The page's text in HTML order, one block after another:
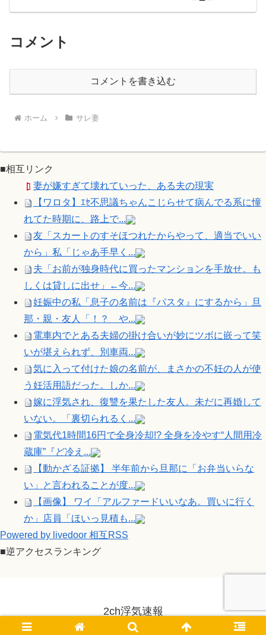
コメント
コメントを書き込む
ホーム サレ妻
■相互リンク
妻が嫌すぎて壊れていった、ある夫の現実
【ワロタ】ｴｾ不思議ちゃんこじらせて病んでる系に憧
れてた時期に、路上で...
友「スカートのすそほつれたからやって、適当でいい
から」私「じゃあ手早く...
夫「お前が独身時代に買ったマンションを手放せ。も
しくは貸しに出せ」←今...
妊娠中の私「息子の名前は『パスタ』にするから」旦
那・親・友人「！？ や...
電車内でとある夫婦の掛け合いが妙にツボに嵌って笑
いが堪えられず、別車両...
気に入って付けた娘の名前が、まさかの不妊の人が使
う妊活用語だった。しか...
嫁に浮気され、復讐を果たした友人。未だに再婚して
いない。「裏切られるく...
電気代1時間16円で全身冷却!? 全身を冷やす“人間用冷
蔵庫”『ど冷え...
【動かざる証拠】 半年前から旦那に「お弁当いらな
い」と言われることが度...
【画像】 ワイ「アルファードいいなあ。買いに行く
か」店員「ほいっ見積も...
Powered by livedoor 相互RSS
■逆アクセスランキング
2ch浮気速報
© 2014-2026 2ch浮気速報.